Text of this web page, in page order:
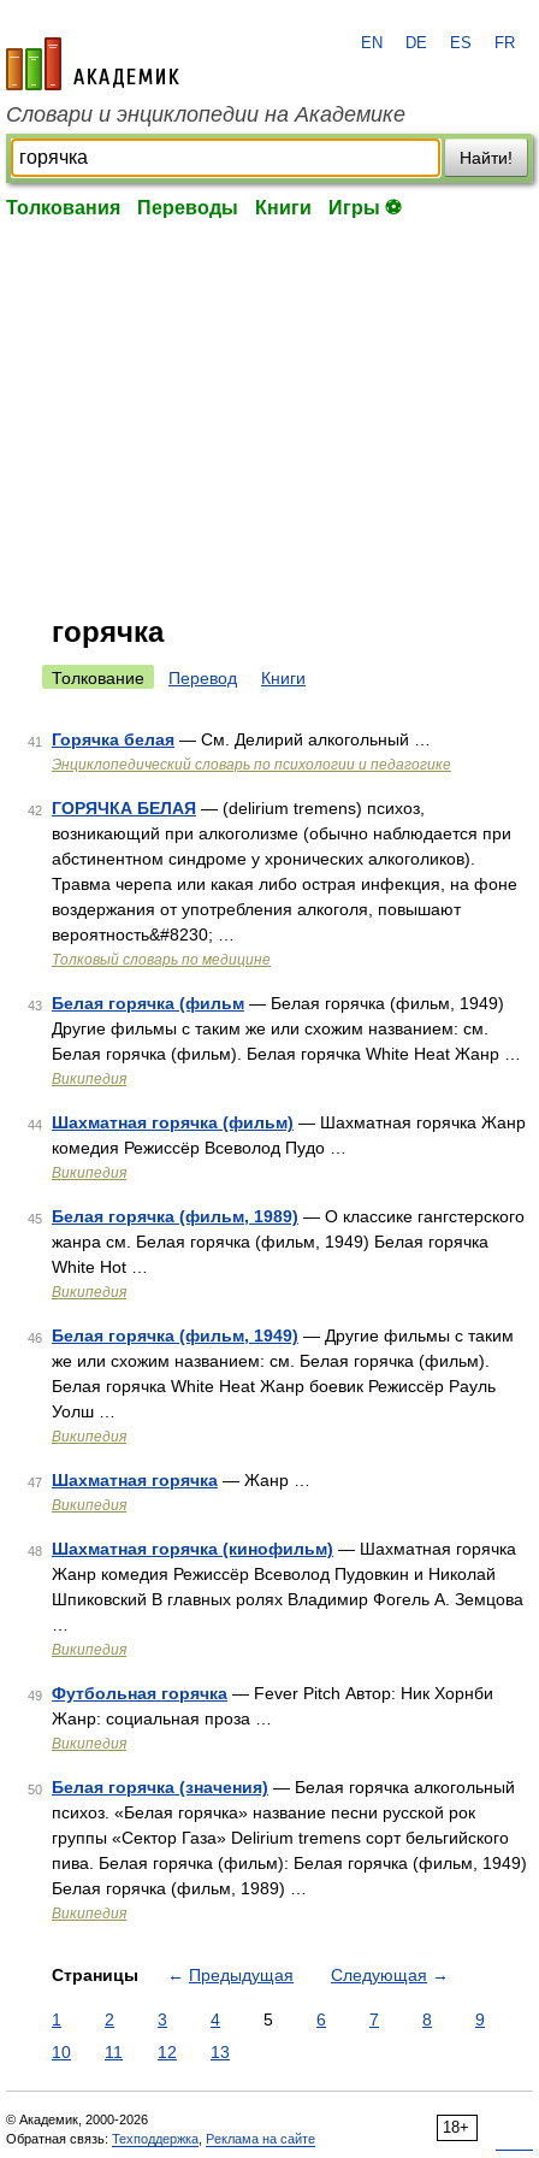
academic.ru
EN DE ES FR
Словари и энциклопедии на Академике
Найти!
Толкования Переводы Книги Игры ⚽
горячка
Толкование Перевод Книги
41 Горячка белая — См. Делирий алкогольный …
Энциклопедический словарь по психологии и педагогике
42 ГОРЯЧКА БЕЛАЯ — (delirium tremens) психоз,
возникающий при алкоголизме (обычно наблюдается при
абстинентном синдроме у хронических алкоголиков).
Травма черепа или какая либо острая инфекция, на фоне
воздержания от употребления алкоголя, повышают
вероятность&#8230; …
Толковый словарь по медицине
43 Белая горячка (фильм — Белая горячка (фильм, 1949)
Другие фильмы с таким же или схожим названием: см.
Белая горячка (фильм). Белая горячка White Heat Жанр …
Википедия
44 Шахматная горячка (фильм) — Шахматная горячка Жанр
комедия Режиссёр Всеволод Пудо …
Википедия
45 Белая горячка (фильм, 1989) — О классике гангстерского
жанра см. Белая горячка (фильм, 1949) Белая горячка
White Hot …
Википедия
46 Белая горячка (фильм, 1949) — Другие фильмы с таким
же или схожим названием: см. Белая горячка (фильм).
Белая горячка White Heat Жанр боевик Режиссёр Рауль
Уолш …
Википедия
47 Шахматная горячка — Жанр …
Википедия
48 Шахматная горячка (кинофильм) — Шахматная горячка
Жанр комедия Режиссёр Всеволод Пудовкин и Николай
Шпиковский В главных ролях Владимир Фогель А. Земцова
Википедия
49 Футбольная горячка — Fever Pitch Автор: Ник Хорнби
Жанр: социальная проза …
Википедия
50 Белая горячка (значения) — Белая горячка алкогольный
психоз. «Белая горячка» название песни русской рок
группы «Сектор Газа» Delirium tremens сорт бельгийского
пива. Белая горячка (фильм): Белая горячка (фильм, 1949)
Белая горячка (фильм, 1989) …
Википедия
Страницы ← Предыдущая Следующая →
1 2 3 4 5 6 7 8
9
10
11 12 13
18+
© Академик, 2000-2026
Обратная связь: Техподдержка Реклама на сайте